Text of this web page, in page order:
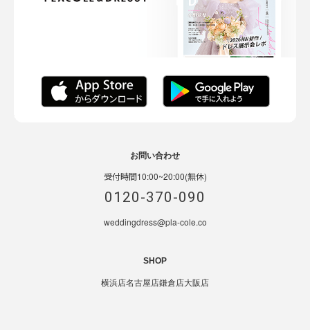
お問い合わせ
受付時間10:00~20:00(無休)
0120-370-090
weddingdress@pla-cole.co
SHOP
横浜店名古屋店鎌倉店大阪店